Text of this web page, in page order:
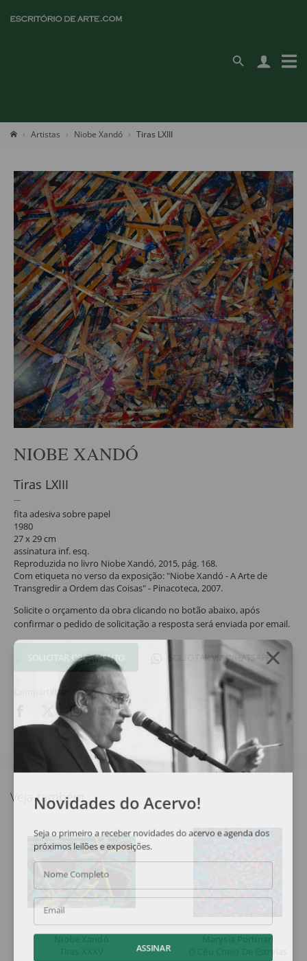
Artistas Niobe Xandó Tiras LXIII
NIOBE XANDÓ
Tiras LXIII
fita adesiva sobre papel
1980
27 x 29 cm
assinatura inf. esq.
Reproduzida no livro Niobe Xandó, 2015, pág. 168.
Com etiqueta no verso da exposição: "Niobe Xandó - A Arte de
Transgredir a Ordem das Coisas" - Pinacoteca, 2007.
Solicite o orçamento da obra clicando no botão abaixo, após
confirmar o pedido de solicitação a resposta será enviada por email.
SOLICITAR ORÇAMENTO SOLICITAR VIA WHATSAPP
Compartilhar
Veja também
Marysia Portinari
Novidades do Acervo!
Seja o primeiro a receber novidades do acervo e agenda dos
próximos leilões e exposições.
Nome Completo
Email
ASSINAR